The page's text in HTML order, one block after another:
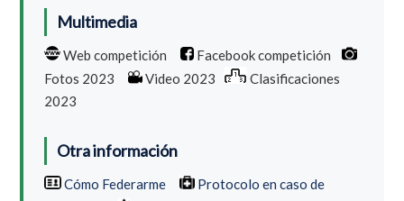
Multimedia
Web competición
Facebook competición
Fotos 2023
Video 2023
Clasificaciones
2023
Otra información
Cómo Federarme
Protocolo en caso de